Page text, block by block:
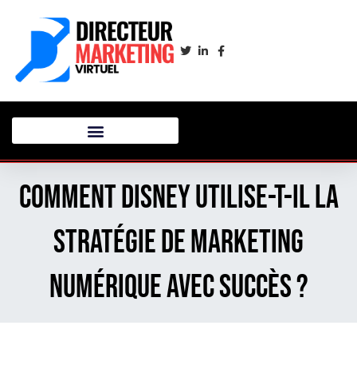
Comment Disney utilise-t-il la
stratégie de marketing
numérique avec succès ?